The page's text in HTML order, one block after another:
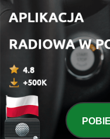
Crazy Nauka